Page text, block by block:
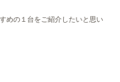
めの１台をご紹介したいと思い